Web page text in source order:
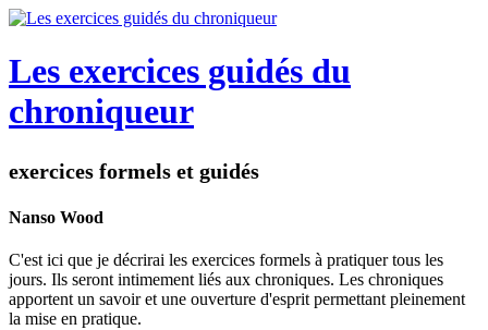
Les exercices guidés du
chroniqueur
exercices formels et guidés
Nanso Wood
C'est ici que je décrirai les exercices formels à pratiquer tous les
jours. Ils seront intimement liés aux chroniques. Les chroniques
apportent un savoir et une ouverture d'esprit permettant pleinement
la mise en pratique.